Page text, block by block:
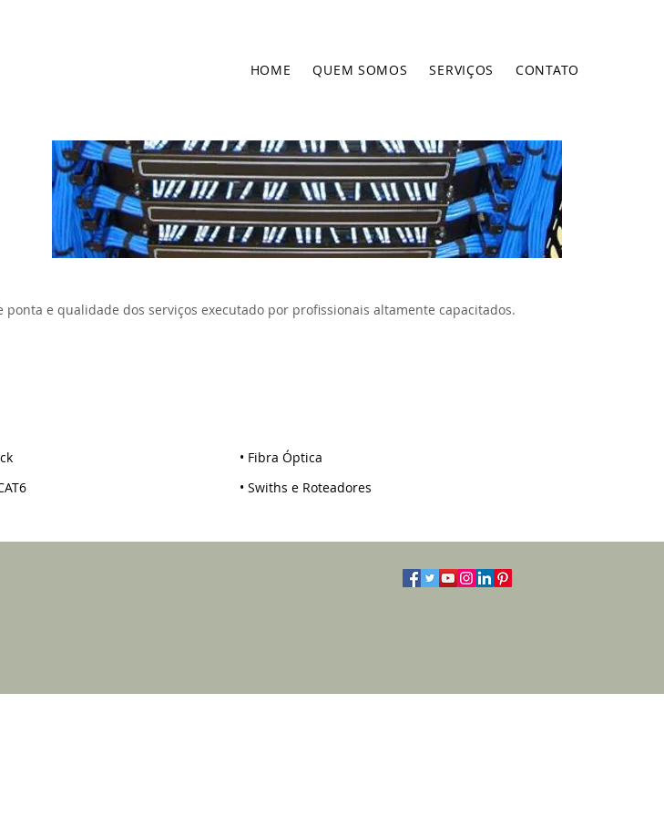
HOME QUEM SOMOS SERVIÇOS CONTATO
e qualidade dos serviços executado por profissionais altamente capacitados.
• Fibra Óptica
• Swiths e Roteadores